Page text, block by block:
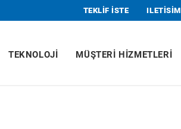
TEKLIF ISTE ILETISIM
TEKNOLOJI MÜŞTERI HIZMETLERI